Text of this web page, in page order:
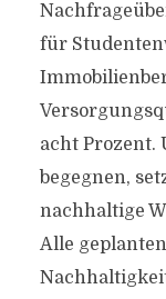
für
acht Prozent.
begegnen,
nachhaltige
Alle